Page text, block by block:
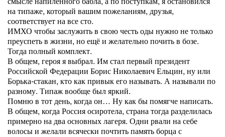
на типаже, который вашим пожеланиям, друзья,
соответствует на все сто.
ИМХО чтобы заслужить в свою честь оды нужно не только
преуспеть в жизни, но ещё и желательно почить в бозе.
Тогда полный комплект.
В общем, героя я выбрал. Им стал первый президент
Российской Федерации Борис Николаевич Ельцин, ну или
Борька-стакан, кто как привык его называть. А называли по
разному. Типаж вообще был яркий.
Помню в тот день, когда он… Ну как бы помягче написать.
В общем, когда Россия осиротела, страна тогда разделилась
примерно на два основных лагеря. Одни рвали на себе
волосы и желали всячески почтить память борца с